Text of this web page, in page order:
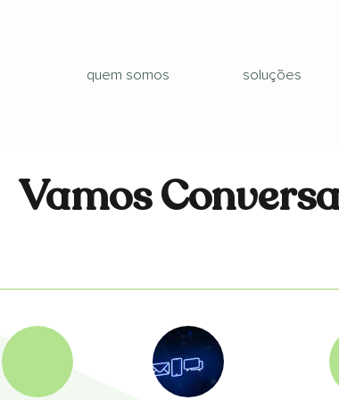
quem somos soluções
Vamos